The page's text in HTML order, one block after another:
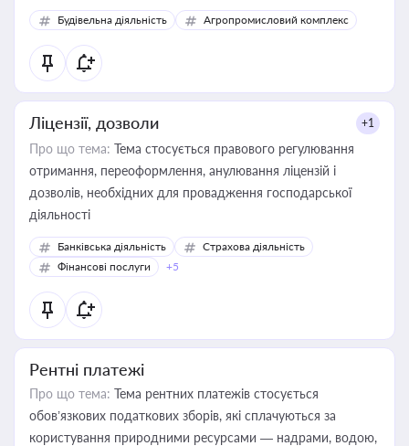
Будівельна діяльність Агропромисловий комплекс
Ліцензії, дозволи +1
Про що тема: Тема стосується правового регулювання
отримання, переоформлення, анулювання ліцензій і
дозволів, необхідних для провадження господарської
діяльності
Банківська діяльність
Страхова діяльність
Фінансові послуги
+5
Рентні платежі
Про що тема: Тема рентних платежів стосується
обов’язкових податкових зборів, які сплачуються за
користування природними ресурсами — надрами, водою,